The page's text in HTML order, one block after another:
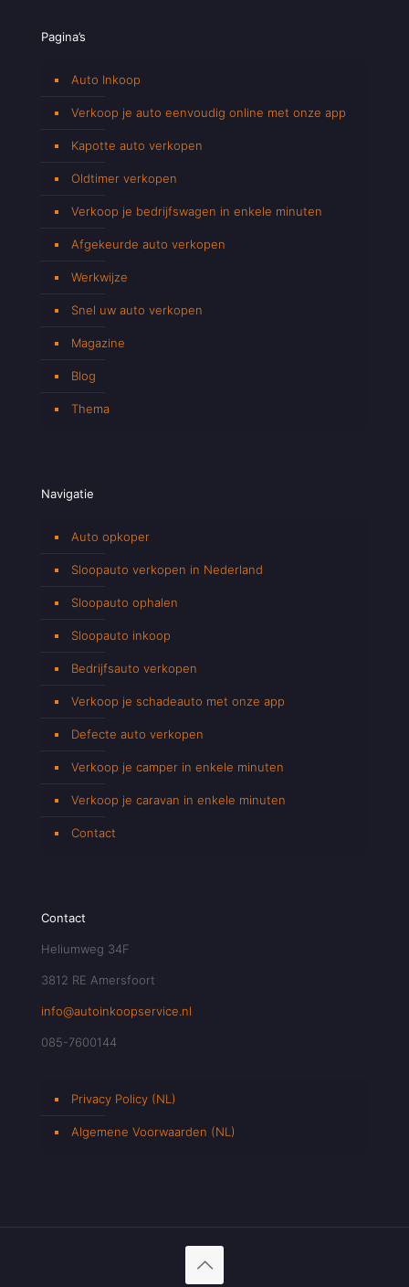
Pagina’s
Auto Inkoop
Verkoop je auto eenvoudig online met onze app
Kapotte auto verkopen
Oldtimer verkopen
Verkoop je bedrijfswagen in enkele minuten
Afgekeurde auto verkopen
Werkwijze
Snel uw auto verkopen
Magazine
Blog
Thema
Navigatie
Auto opkoper
Sloopauto verkopen in Nederland
Sloopauto ophalen
Sloopauto inkoop
Bedrijfsauto verkopen
Verkoop je schadeauto met onze app
Defecte auto verkopen
Verkoop je camper in enkele minuten
Verkoop je caravan in enkele minuten
Contact
Contact
Heliumweg 34F
3812 RE Amersfoort
info@autoinkoopservice.nl
085-7600144
Privacy Policy (NL)
Algemene Voorwaarden (NL)